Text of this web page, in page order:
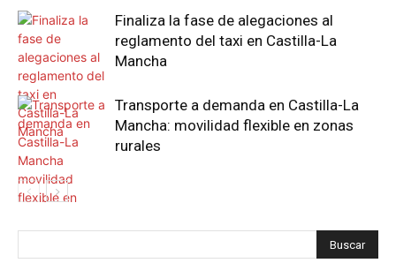
Finaliza la fase de alegaciones al
reglamento del taxi en Castilla-La
Mancha
Transporte a demanda en Castilla-La
Mancha: movilidad flexible en zonas
rurales